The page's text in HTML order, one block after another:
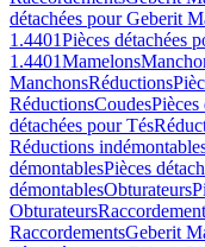
détachées pour Geberit
1.4401Pièces détachées
1.4401Mamelons
ManchonsRéductions
RéductionsCoudesPièces
détachées pour Tés
Réductions
démontablesPièces
démontablesObturateurs
Obturateurs
RaccordementsGeberit